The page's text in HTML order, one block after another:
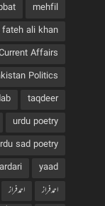
mehfil
ali khan
Affairs
Politics
taqdeer
urdu poetry
sad poetry
yaad
احمد فراز
احمدفراز